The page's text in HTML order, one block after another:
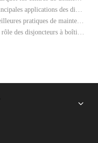
Principales applications des disjoncteurs magnétiques hydrauliques dans les équipements industriels
Meilleures pratiques de maintenance pour des performances à long terme du MCCB
Le rôle des disjoncteurs à boîtier moulé dans les systèmes de réseaux intelligents